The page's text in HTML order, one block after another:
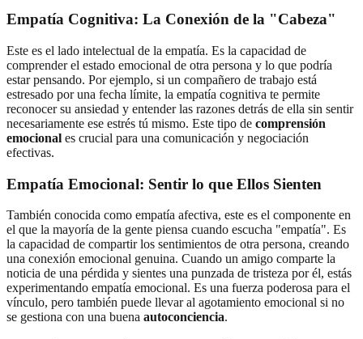
Empatía Cognitiva: La Conexión de la "Cabeza"
Este es el lado intelectual de la empatía. Es la capacidad de
comprender el estado emocional de otra persona y lo que podría
estar pensando. Por ejemplo, si un compañero de trabajo está
estresado por una fecha límite, la empatía cognitiva te permite
reconocer su ansiedad y entender las razones detrás de ella sin sentir
necesariamente ese estrés tú mismo. Este tipo de comprensión
emocional es crucial para una comunicación y negociación
efectivas.
Empatía Emocional: Sentir lo que Ellos Sienten
También conocida como empatía afectiva, este es el componente en
el que la mayoría de la gente piensa cuando escucha "empatía". Es
la capacidad de compartir los sentimientos de otra persona, creando
una conexión emocional genuina. Cuando un amigo comparte la
noticia de una pérdida y sientes una punzada de tristeza por él, estás
experimentando empatía emocional. Es una fuerza poderosa para el
vínculo, pero también puede llevar al agotamiento emocional si no
se gestiona con una buena autoconciencia.